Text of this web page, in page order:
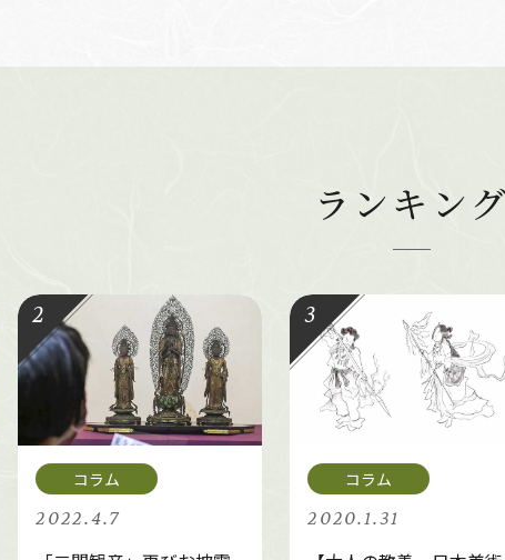
ランキング
2022.4.7 2020.1.31